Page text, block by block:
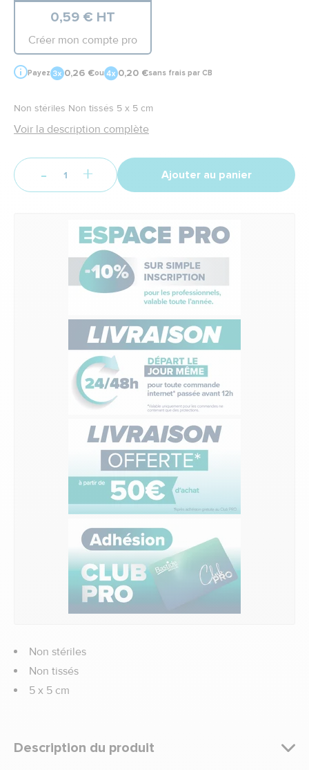
0,59 € HT
Créer mon compte pro
Payez 0,26 €ou 0,20 €sans frais par CB
Non stériles Non tissés 5 x 5 cm
Voir la description complète
- + Ajouter au panier
Non stériles
Non tissés
5 x 5 cm
Description du produit